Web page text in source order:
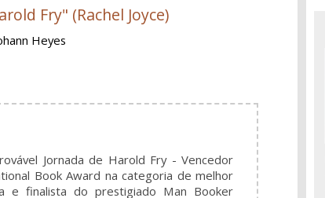
Fry" (Rachel Joyce)
Heyes
Jornada de Harold Fry - Vencedor
Book Award na categoria de melhor
e finalista do prestigiado Man Booker